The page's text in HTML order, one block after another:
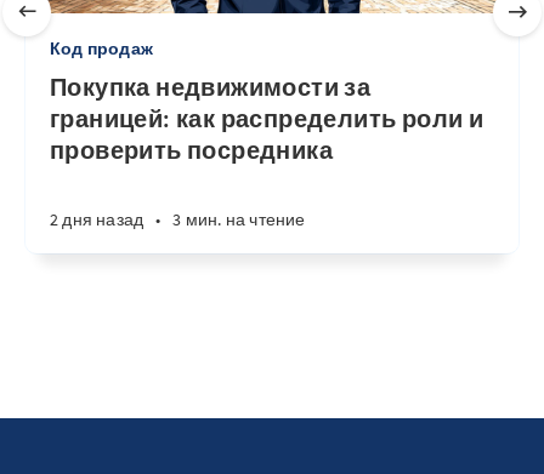
Код продаж
Покупка недвижимости за
границей: как распределить роли и
проверить посредника
2 дня назад • 3 мин. на чтение